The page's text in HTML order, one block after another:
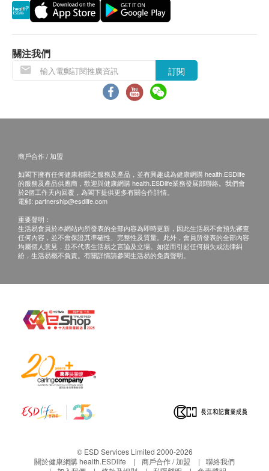
（460）、素食膠囊、雨生紅球藻、抗結劑（551、
572）
服用方法
成人每天建議餐後服用1-2粒或遵照醫生指示
孕婦或哺乳期婦女，服用本產品前請先諮詢家庭醫生
用期應最少有18個月或以上。
換貨條款及細則
是否有損毀情況，一經確認簽收，恕不接受退換。
2. 退換產品必須包裝完整，如退換之產品有任何
殘缺或過期退回，供應商有權不受理。
3. 如有其他損壞或遺漏查詢，顧客必須保留有效
收據正本，並於送貨後3個工作天內按下列方式聯絡
電郵: support@esdlife.com / 健康網購health.ESDlife
關注我們
訂閱
商戶合作 / 加盟
如閣下擁有任何健康相關之服務及產品，並有興趣成為健康網購 health.ESDlife
的服務及產品供應商，歡迎與健康網購 health.ESDlife業務發展部聯絡。我們會
於2個工作天內回覆，為閣下提供更多有關合作詳情。
電郵: partnership@esdlife.com
重要聲明：
生活易會員於本網站內所發表的全部內容為即時更新，因此生活易不會預先審查
任何內容，並不會保證其準確性、完整性及質量。此外，會員所發表的全部內容
均屬個人意見，並不代表生活易之言論及立場。如從而引起任何損失或法律糾
紛，生活易概不負責。有關詳情請參閱生活易的免責聲明。
© ESD Services Limited 2000-2026
關於健康網購 health.ESDlife
商戶合作 / 加盟
聯絡我們